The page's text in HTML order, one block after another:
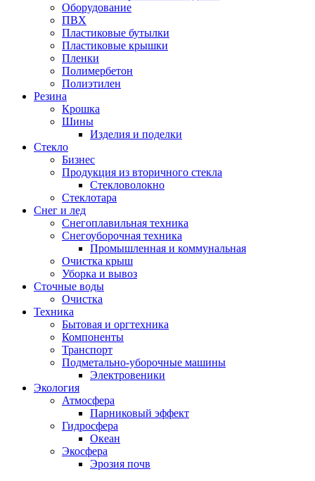
Оборудование
ПВХ
Пластиковые бутылки
Пластиковые крышки
Пленки
Полимербетон
Полиэтилен
Резина
Крошка
Шины
Изделия и поделки
Стекло
Бизнес
Продукция из вторичного стекла
Стекловолокно
Стеклотара
Снег и лед
Снегоплавильная техника
Снегоуборочная техника
Промышленная и коммунальная
Очистка крыш
Уборка и вывоз
Сточные воды
Очистка
Техника
Бытовая и оргтехника
Компоненты
Транспорт
Подметально-уборочные машины
Электровеники
Экология
Атмосфера
Парниковый эффект
Гидросфера
Океан
Экосфера
Эрозия почв